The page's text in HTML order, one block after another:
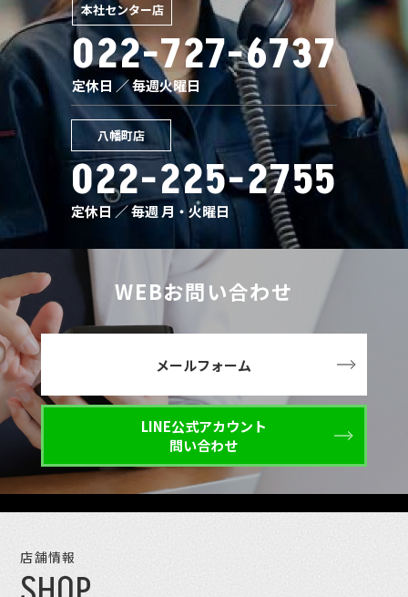
本社センター店
022-727-6737
定休日 ／ 毎週火曜日
八幡町店
022-225-2755
定休日 ／ 毎週 月・火曜日
WEBお問い合わせ
メールフォーム
LINE公式アカウント
問い合わせ
店舗情報